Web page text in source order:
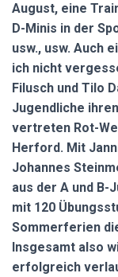
August, eine
D-Minis in der
usw., usw. Auch
ich nicht
Filusch und Tilo
Jugendliche
vertreten Rot-
Herford. Mit
Johannes
aus der A und B-
mit 120
Sommerferien
Insgesamt also
erfolgreich